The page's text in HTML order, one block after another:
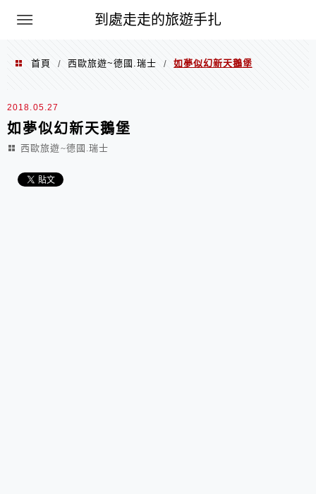
到處走走的旅遊手扎
首頁 / 西歐旅遊~德國.瑞士 / 如夢似幻新天鵝堡
2018.05.27
如夢似幻新天鵝堡
西歐旅遊~德國.瑞士